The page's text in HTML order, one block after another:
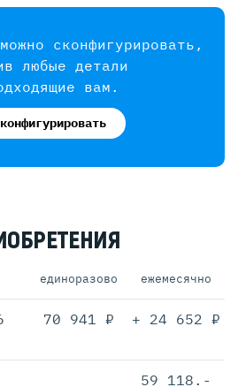
сконфигурировать,
любые детали
вам.
единоразово ежемесячно
70 941 ₽ + 24 652 ₽
59 118.-